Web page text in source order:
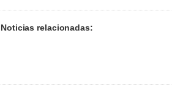
Noticias relacionadas: